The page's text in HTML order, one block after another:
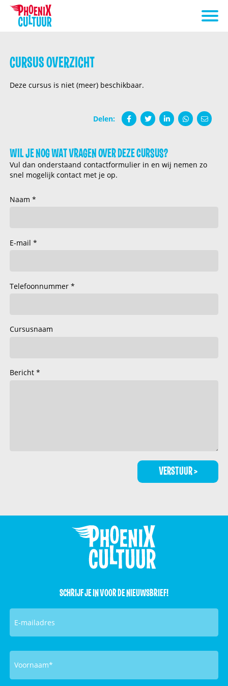
CURSUS OVERZICHT
Deze cursus is niet (meer) beschikbaar.
Delen:
WIL JE NOG WAT VRAGEN OVER DEZE CURSUS?
Vul dan onderstaand contactformulier in en wij nemen zo
snel mogelijk contact met je op.
Naam
E-mail
Telefoonnummer
Cursusnaam
Bericht
SCHRIJF JE IN VOOR DE NIEUWSBRIEF!